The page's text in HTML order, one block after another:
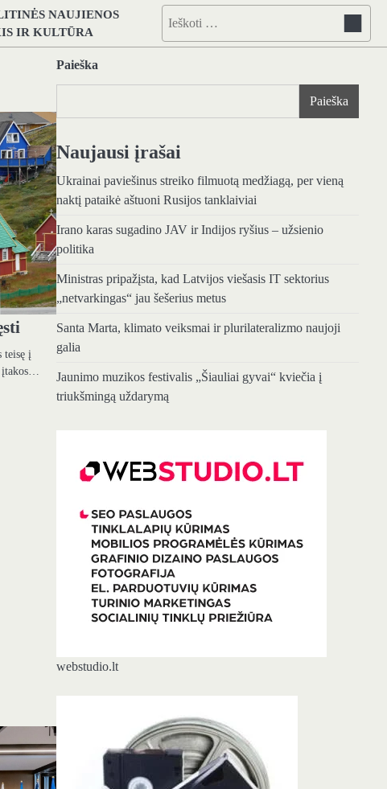
NAUJIENOS
IR KULTŪRA
Ieškoti:
teisę į
įtakos…
Paieška
Paieška
Naujausi įrašai
Ukrainai paviešinus streiko filmuotą medžiagą, per vieną
naktį pataikė aštuoni Rusijos tanklaiviai
Irano karas sugadino JAV ir Indijos ryšius – užsienio
politika
Ministras pripažįsta, kad Latvijos viešasis IT sektorius
„netvarkingas“ jau šešerius metus
Santa Marta, klimato veiksmai ir plurilateralizmo naujoji
galia
Jaunimo muzikos festivalis „Šiauliai gyvai“ kviečia į
triukšmingą uždarymą
webstudio.lt